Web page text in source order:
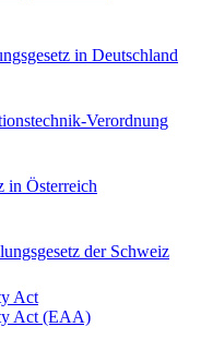
in Deutschland
Verordnung
in Österreich
der Schweiz
Act
Act (EAA)